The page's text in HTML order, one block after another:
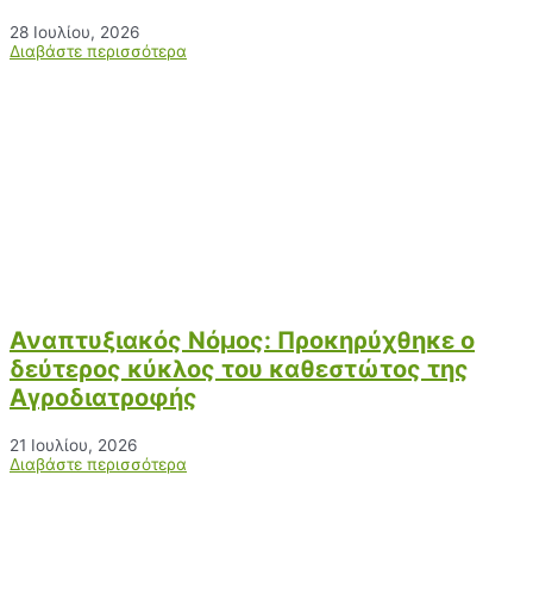
28 Ιουλίου, 2026
Διαβάστε περισσότερα
Αναπτυξιακός Νόμος: Προκηρύχθηκε ο
δεύτερος κύκλος του καθεστώτος της
Αγροδιατροφής
21 Ιουλίου, 2026
Διαβάστε περισσότερα